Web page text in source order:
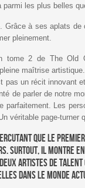
les plus belles
Grâce à ses aplats de
pleinement.
tome 2 de The Old
maîtrise
pas un récit innovant
de parler de notre
parfaitement. Les
véritable page-turner
que le
Surtout, il montre
deux artistes de
dans le monde